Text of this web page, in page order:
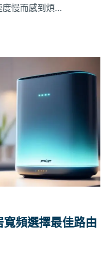
度慢而感到煩…
頻選擇最佳路由